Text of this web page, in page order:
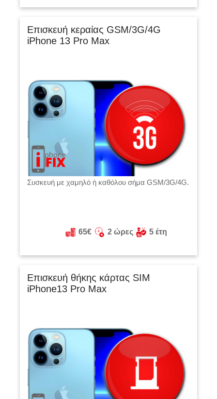
Επισκευή κεραίας GSM/3G/4G
iPhone 13 Pro Max
Συσκευή με χαμηλό ή καθόλου σήμα GSM/3G/4G.
65€ 2 ώρες 5 έτη
Επισκευή θήκης κάρτας SIM
iPhone13 Pro Max